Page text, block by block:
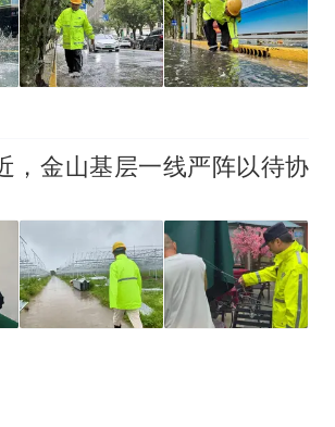
，金山基层一线严阵以待协